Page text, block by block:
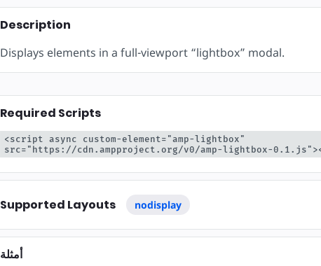
Description
Displays elements in a full-viewport “lightbox” modal.
Required Scripts
<script async custom-element="amp-lightbox"
src="https://cdn.ampproject.org/v0/amp-lightbox-
Supported Layouts nodisplay
أمثلة